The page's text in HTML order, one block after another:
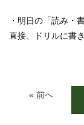
・明日の「読み・
直接、ドリルに書
« 前へ